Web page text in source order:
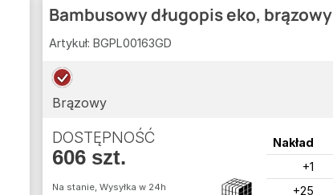
Bambusowy długopis eko, brązowy
Artykuł: BGPL00163GD
Brązowy
DOSTĘPNOŚĆ
606 szt.
Na stanie, Wysyłka w 24h
Nakład
+1
+25